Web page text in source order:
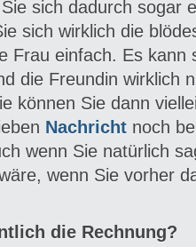
sich dadurch sogar
sich wirklich die
Frau einfach. Es kann
die Freundin wirklich
können Sie dann
Nachricht noch
wenn Sie natürlich
wenn Sie vorher
die Rechnung?